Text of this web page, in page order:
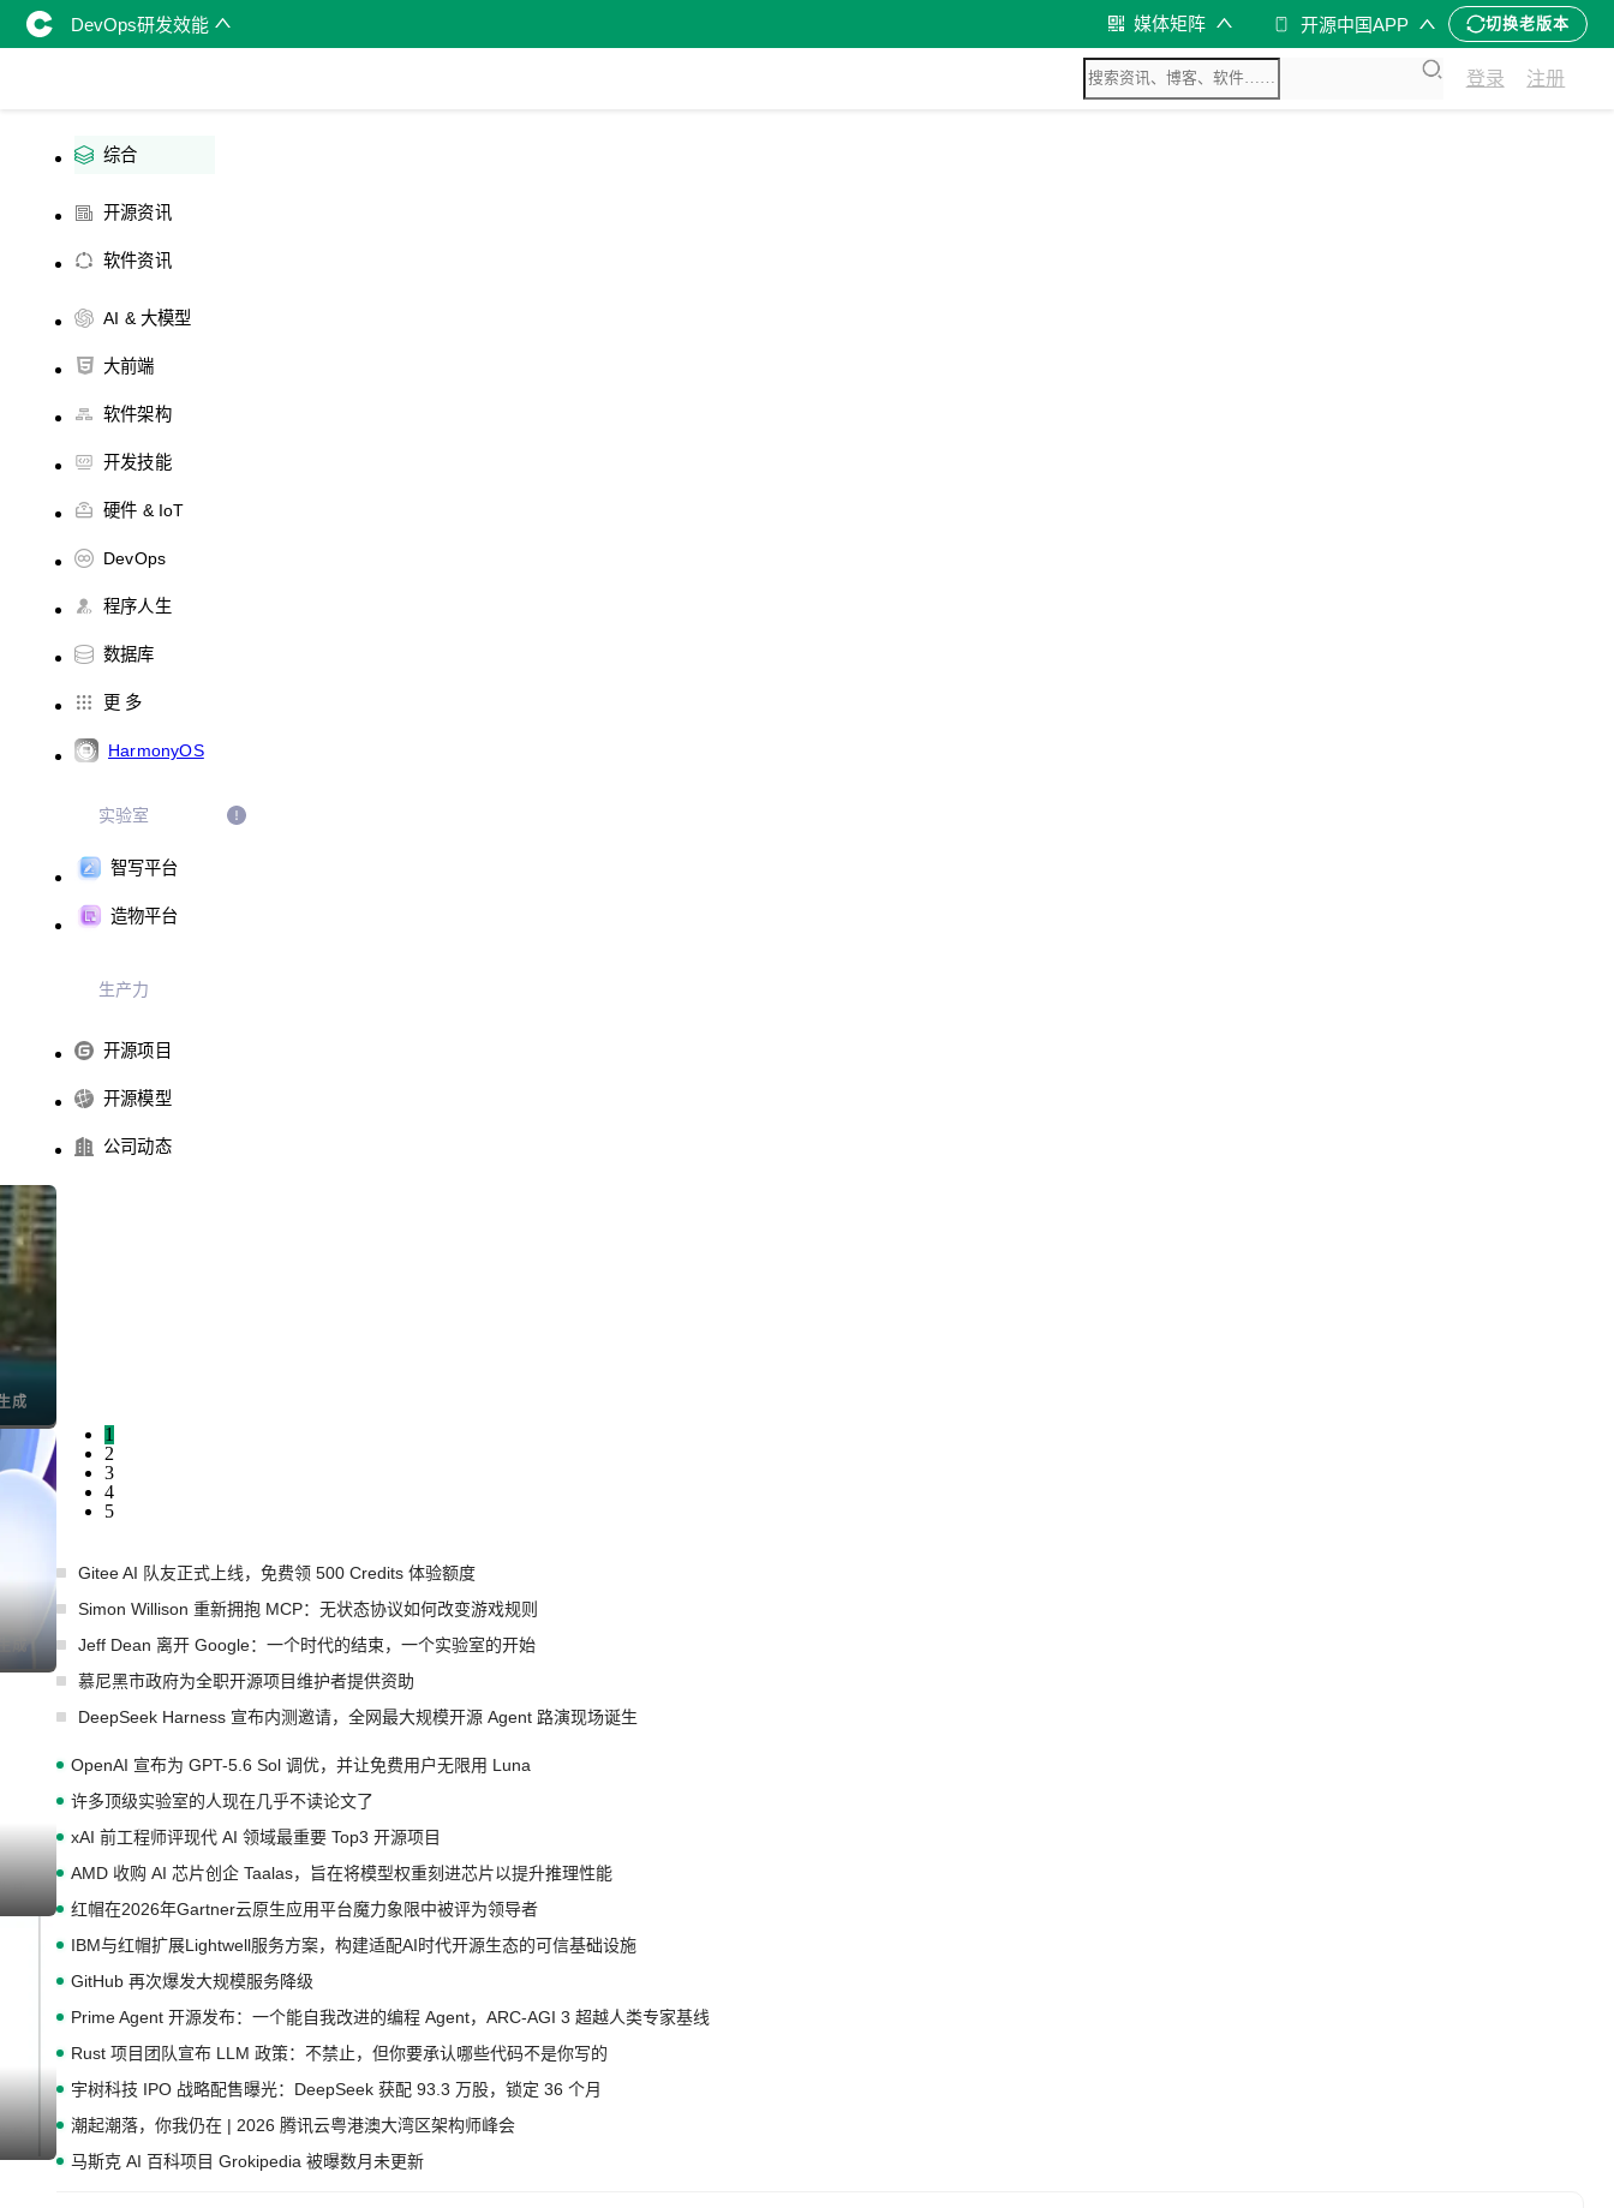
DevOps研发效能 媒体矩阵 开源中国APP 切换老版本
登录 注册
综合
开源资讯
软件资讯
AI & 大模型
大前端
软件架构
开发技能
硬件 & IoT
DevOps
程序人生
数据库
更 多
HarmonyOS
实验室
智写平台
造物平台
生产力
开源项目
开源模型
公司动态
成
成
1
2
3
4
5
Gitee AI 队友正式上线，免费领 500 Credits 体验额度
Simon Willison 重新拥抱 MCP：无状态协议如何改变游戏规则
Jeff Dean 离开 Google：一个时代的结束，一个实验室的开始
慕尼黑市政府为全职开源项目维护者提供资助
DeepSeek Harness 宣布内测邀请，全网最大规模开源 Agent 路演现场诞生
OpenAI 宣布为 GPT-5.6 Sol 调优，并让免费用户无限用 Luna
许多顶级实验室的人现在几乎不读论文了
xAI 前工程师评现代 AI 领域最重要 Top3 开源项目
AMD 收购 AI 芯片创企 Taalas，旨在将模型权重刻进芯片以提升推理性能
红帽在2026年Gartner云原生应用平台魔力象限中被评为领导者
IBM与红帽扩展Lightwell服务方案，构建适配AI时代开源生态的可信基础设施
GitHub 再次爆发大规模服务降级
Prime Agent 开源发布：一个能自我改进的编程 Agent，ARC-AGI 3 超越人类专家基线
Rust 项目团队宣布 LLM 政策：不禁止，但你要承认哪些代码不是你写的
宇树科技 IPO 战略配售曝光：DeepSeek 获配 93.3 万股，锁定 36 个月
潮起潮落，你我仍在 | 2026 腾讯云粤港澳大湾区架构师峰会
马斯克 AI 百科项目 Grokipedia 被曝数月未更新